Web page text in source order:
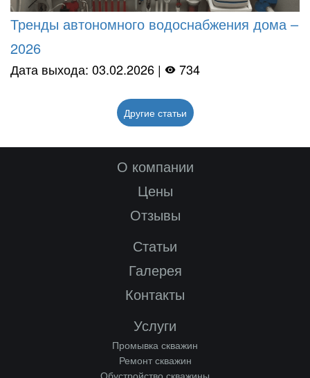
Тренды автономного водоснабжения дома –
2026
Дата выхода: 03.02.2026 | 734
Другие статьи
О компании
Цены
Отзывы
Статьи
Галерея
Контакты
Услуги
Промывка скважин
Ремонт скважин
Обустройство скважины